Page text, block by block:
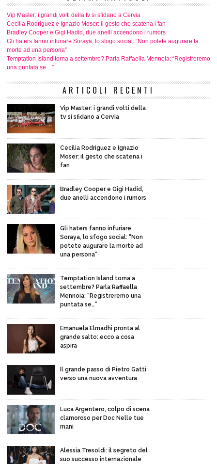
Vip Master: i grandi volti della tv si sfidano a Cervia
Cecilia Rodriguez e Ignazio Moser: il gesto che scatena i fan
Bradley Cooper e Gigi Hadid, due anelli accendono i rumors
Gli haters fanno infuriare Soraya, lo sfogo social: “Non potete augurare la
morte ad una persona”
Temptation Island torna a settembre? Parla Raffaella Mennoia: “Registreremo
una puntata se…”
ARTICOLI RECENTI
Vip Master: i grandi volti della
tv si sfidano a Cervia
Cecilia Rodriguez e Ignazio
Moser: il gesto che scatena i
fan
Bradley Cooper e Gigi Hadid,
due anelli accendono i rumors
Gli haters fanno infuriare
Soraya, lo sfogo social: “Non
potete augurare la morte ad
una persona”
Temptation Island torna a
settembre? Parla Raffaella
Mennoia: “Registreremo una
puntata se…”
Emanuela Elmadhi pronta al
grande salto: ecco a cosa
aspira
Il grande passo di Pietro Gatti
verso una nuova avventura
Luca Argentero, colpo di scena
clamoroso per Doc Nelle tue
mani
Alessia Tresoldi: il segreto del
suo successo internazionale